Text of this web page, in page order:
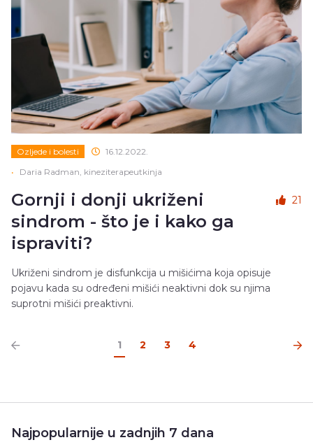
Ozljede i bolesti
16.12.2022.
•
Daria Radman, kineziterapeutkinja
Gornji i donji ukriženi
sindrom - što je i kako ga
ispraviti?
21
Ukriženi sindrom je disfunkcija u mišićima koja opisuje
pojavu kada su određeni mišići neaktivni dok su njima
suprotni mišići preaktivni.
1 2 3 4
Najpopularnije u zadnjih 7 dana